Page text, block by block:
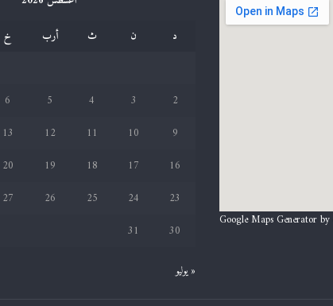
Google Maps Generator by
د
ن ث أرب خ
2
3
4
5
6
9
10
11
12
13
16
17
18
19
20
23
24
25
26
27
30
31
« يوليو